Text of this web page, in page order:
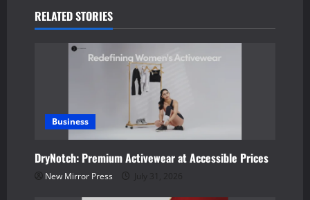
v
i
RELATED STORIES
Business
DryNotch: Premium Activewear at Accessible Prices
New Mirror Press July 31, 2026